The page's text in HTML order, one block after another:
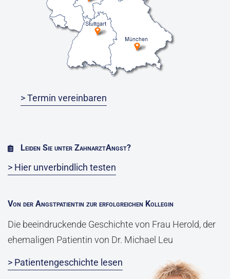
> Termin vereinbaren
Leiden Sie unter ZahnarztAngst?
> Hier unverbindlich testen
Von der Angstpatientin zur erfolgreichen Kollegin
Die beeindruckende Geschichte von Frau Herold, der
ehemaligen Patientin von Dr. Michael Leu
> Patientengeschichte lesen